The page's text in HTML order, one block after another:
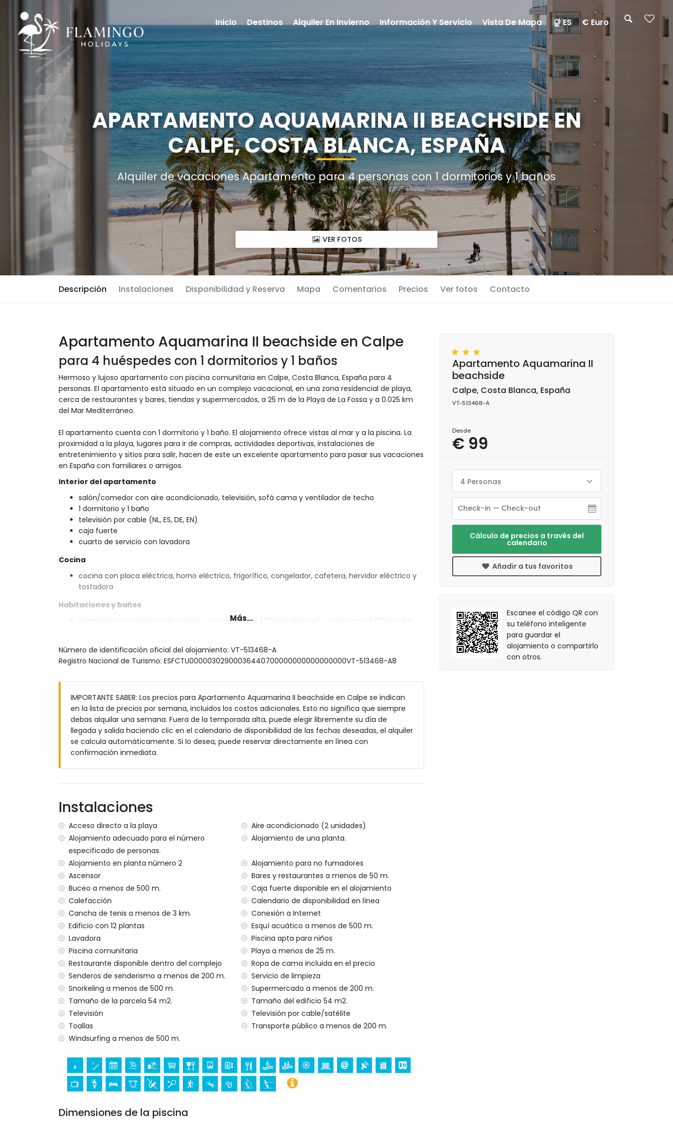
APARTAMENTO AQUAMARINA II BEACHSIDE EN
CALPE, COSTA BLANCA, ESPAÑA
Alquiler de vacaciones Apartamento para 4 personas con 1 dormitorios y 1 baños
VER FOTOS
Descripción Instalaciones Disponibilidad y Reserva Mapa Comentarios Precios Ver fotos Contacto
Apartamento Aquamarina II beachside en Calpe
para 4 huéspedes con 1 dormitorios y 1 baños
Hermoso y lujoso apartamento con piscina comunitaria en Calpe, Costa Blanca, España para 4
personas. El apartamento está situado en un complejo vacacional, en una zona residencial de playa,
cerca de restaurantes y bares, tiendas y supermercados, a 25 m de la Playa de La Fossa y a 0.025 km
del Mar Mediterráneo.
El apartamento cuenta con 1 dormitorio y 1 baño. El alojamiento ofrece vistas al mar y a la piscina. La
proximidad a la playa, lugares para ir de compras, actividades deportivas, instalaciones de
entretenimiento y sitios para salir, hacen de este un excelente apartamento para pasar sus vacaciones
en España con familiares o amigos.
Interior del apartamento
salón/comedor con aire acondicionado, televisión, sofá cama y ventilador de techo
1 dormitorio y 1 baño
televisión por cable (NL, ES, DE, EN)
caja fuerte
cuarto de servicio con lavadora
Cocina
cocina con placa eléctrica, horno eléctrico, frigorífico, congelador, cafetera, hervidor eléctrico y
tostadora
Habitaciones y baños
dormitorio con aire acondicionado, cama king-size (200 por 180 cm) y sofá cama (200 por 160
Exterior del apartamento
ducha al aire libre
Más información
pueblo más cercano: centro de Calpe (a menos de 2 kilómetros del apartamento)
costa o ribera más cercana: Mar Mediterráneo (a menos de 25 metros del apartamento)
acceso directo a la playa (Playa de La Fossa)
puerto más cercano: Puerto de Calpe (a menos de 1000 metros del apartamento)
apartamento)
segundo aeropuerto más cercano: Aeropuerto de Valencia a 124 km (> 100 kilómetros)
transporte público cercano: autobús a 200 metros
no se permite fumar
no se permiten mascotas
El edificio donde se encuentra el alojamiento tiene ascensor.
El alojamiento es muy adecuado para familias con niños
Instalaciones y servicios incluidos en el precio del alquiler del apartamento
internet (WiFi)
aspiradora y plancha con tabla de planchar
ropa de cama, toallas y cama/cuna para niños
calefacción por aire y aire acondicionado
Instalaciones y servicios con cargo adicional
servicio de limpieza
Actividades de entretenimiento y ocio para sus vacaciones en Calpe, Costa Blanca
discoteca, club nocturno, bar y paseo marítimo (a menos de 500 metros de la casa)
parque de atracciones (Family Park Calpe) (a menos de 5 kilómetros de la casa)
Deportes
senderismo, buceo, snorkel, windsurf y esquí acuático (a menos de 1000 metros del
apartamento)
tenis (a menos de 5 kilómetros del apartamento)
golf (Club de Golf Ifach) y equitación (a menos de 10 kilómetros del apartamento)
Más...
Número de identificación oficial del alojamiento: VT-513468-A
Registro Nacional de Turismo: ESFCTU00000302900036440700000000000000000VT-513468-A8
IMPORTANTE SABER: Los precios para Apartamento Aquamarina II beachside en Calpe se indican
en la lista de precios por semana, incluidos los costos adicionales. Esto no significa que siempre
debas alquilar una semana. Fuera de la temporada alta, puede elegir libremente su día de
llegada y salida haciendo clic en el calendario de disponibilidad de las fechas deseadas, el alquiler
se calcula automáticamente. Si lo desea, puede reservar directamente en línea con
confirmación inmediata.
Instalaciones
Acceso directo a la playa
Aire acondicionado (2 unidades)
Alojamiento adecuado para el número
especificado de personas.
Alojamiento de una planta.
Alojamiento en planta número 2
Alojamiento para no fumadores
Ascensor
Bares y restaurantes a menos de 50 m.
Buceo a menos de 500 m.
Caja fuerte disponible en el alojamiento
Calefacción
Calendario de disponibilidad en línea
Cancha de tenis a menos de 3 km.
Conexión a Internet
Edificio con 12 plantas
Esquí acuático a menos de 500 m.
Lavadora
Piscina apta para niños
Piscina comunitaria
Playa a menos de 25 m.
Restaurante disponible dentro del complejo
Ropa de cama incluida en el precio
Senderos de senderismo a menos de 200 m.
Servicio de limpieza
Snorkeling a menos de 500 m.
Supermercado a menos de 200 m.
Tamaño de la parcela 54 m2.
Tamaño del edificio 54 m2.
Televisión
Televisión por cable/satélite
Toallas
Transporte público a menos de 200 m.
Windsurfing a menos de 500 m.
Dimensiones de la piscina
Apartamento Aquamarina II
beachside
Calpe, Costa Blanca, España
VT-513468-A
Desde
€ 99
4 Personas
Cálculo de precios a través del
calendario
Añadir a tus favoritos
Escanee el código QR con
su teléfono inteligente
para guardar el
alojamiento o compartirlo
con otros.
Inicio Destinos Alquiler En Invierno Información Y Servicio Vista De Mapa ES € Euro